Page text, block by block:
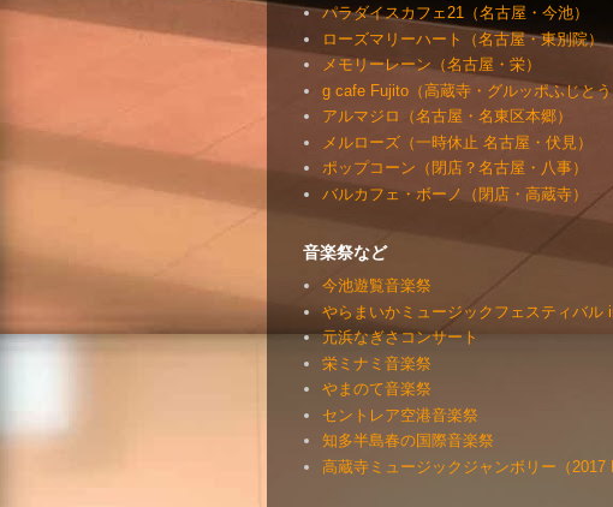
パラダイスカフェ21（名古屋・今池）
ローズマリーハート（名古屋・東別院）
メモリーレーン（名古屋・栄）
g cafe Fujito（高蔵寺・グルッポふじとう
アルマジロ（名古屋・名東区本郷）
メルローズ（一時休止 名古屋・伏見）
ポップコーン（閉店？名古屋・八事）
バルカフェ・ボーノ（閉店・高蔵寺）
音楽祭など
今池遊覧音楽祭
やらまいかミュージックフェスティバル
元浜なぎさコンサート
栄ミナミ音楽祭
やまのて音楽祭
セントレア空港音楽祭
知多半島春の国際音楽祭
高蔵寺ミュージックジャンボリー（2017